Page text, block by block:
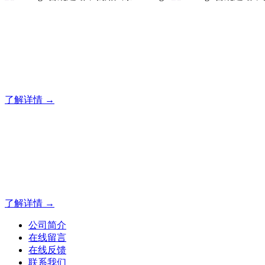
了解详情 →
了解详情 →
公司简介
在线留言
在线反馈
联系我们